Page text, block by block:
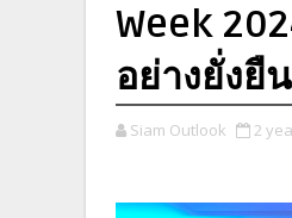
Week
อย่างยั่งยืน
Siam Outlook 2